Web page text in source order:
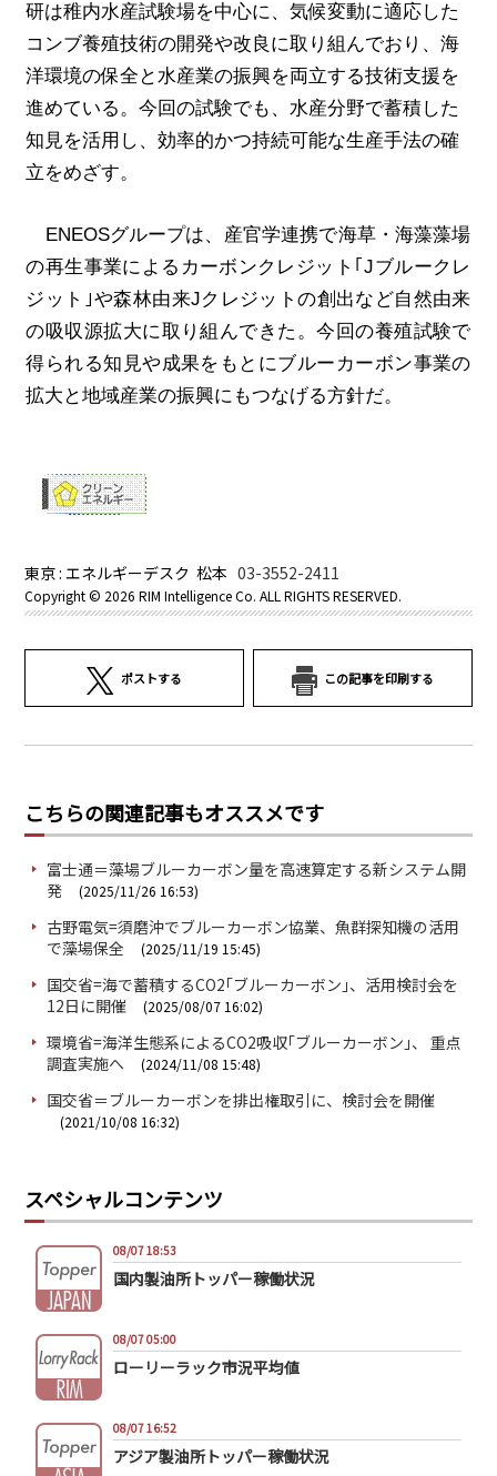
研は稚内水産試験場を中心に、気候変動に適応した
コンブ養殖技術の開発や改良に取り組んでおり、海
洋環境の保全と水産業の振興を両立する技術支援を
進めている。今回の試験でも、水産分野で蓄積した
知見を活用し、効率的かつ持続可能な生産手法の確
立をめざす。
ENEOSグループは、産官学連携で海草・海藻藻場
の再生事業によるカーボンクレジット｢Jブルークレ
ジット｣や森林由来Jクレジットの創出など自然由来
の吸収源拡大に取り組んできた。今回の養殖試験で
得られる知見や成果をもとにブルーカーボン事業の
拡大と地域産業の振興にもつなげる方針だ。
東京 : エネルギーデスク 松本03-3552-2411
Copyright © 2026 RIM Intelligence Co. ALL RIGHTS RESERVED.
ポストする この記事を印刷する
こちらの関連記事もオススメです
富士通＝藻場ブルーカーボン量を高速算定する新システム開
発
(2025/11/26 16:53)
古野電気=須磨沖でブルーカーボン協業、魚群探知機の活用
で藻場保全
(2025/11/19 15:45)
国交省=海で蓄積するCO2｢ブルーカーボン｣、活用検討会を
12日に開催
(2025/08/07 16:02)
環境省=海洋生態系によるCO2吸収｢ブルーカーボン｣、 重点
調査実施へ
(2024/11/08 15:48)
国交省＝ブルーカーボンを排出権取引に、検討会を開催
(2021/10/08 16:32)
スペシャルコンテンツ
08/07 18:53
国内製油所トッパー稼働状況
08/07 05:00
ローリーラック市況平均値
08/07 16:52
アジア製油所トッパー稼働状況